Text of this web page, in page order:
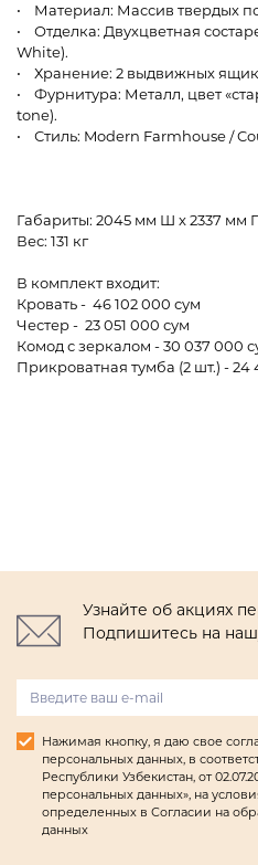
• Материал: Массив твердых
• Отделка: Двухцветная
White).
• Хранение: 2 выдвижных
• Фурнитура: Металл, цвет
tone).
• Стиль: Modern Farmhouse /
Габариты: 2045 мм Ш x 2337 мм
Вес: 131 кг
В комплект входит:
Кровать - 46 102 000 сум
Честер - 23 051 000 сум
Комод с зеркалом - 30 037 000
Прикроватная тумба (2 шт.) - 24
Узнайте об акциях
Подпишитесь на
Нажимая кнопку, я даю свое
персональных данных, в
Республики Узбекистан, от
персональных данных», на
определенных в Согласии на
данных